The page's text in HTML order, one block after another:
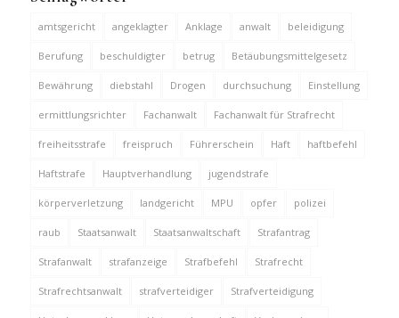
amtsgericht angeklagter Anklage anwalt beleidigung
Berufung beschuldigter betrug Betäubungsmittelgesetz
Bewährung diebstahl Drogen durchsuchung Einstellung
ermittlungsrichter Fachanwalt Fachanwalt für Strafrecht
freiheitsstrafe freispruch Führerschein Haft haftbefehl
Haftstrafe Hauptverhandlung jugendstrafe
körperverletzung landgericht MPU opfer polizei
raub Staatsanwalt Staatsanwaltschaft Strafantrag
Strafanwalt strafanzeige Strafbefehl Strafrecht
Strafrechtsanwalt strafverteidiger Strafverteidigung